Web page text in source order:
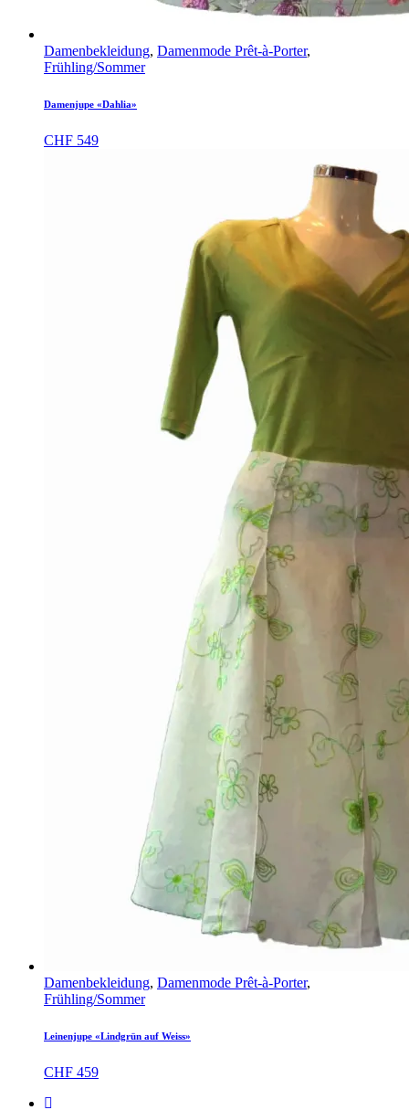
Damenbekleidung, Damenmode Prêt-à-Porter,
Frühling/Sommer
Damenjupe «Dahlia»
CHF 549
Damenbekleidung, Damenmode Prêt-à-Porter,
Frühling/Sommer
Leinenjupe «Lindgrün auf Weiss»
CHF 459